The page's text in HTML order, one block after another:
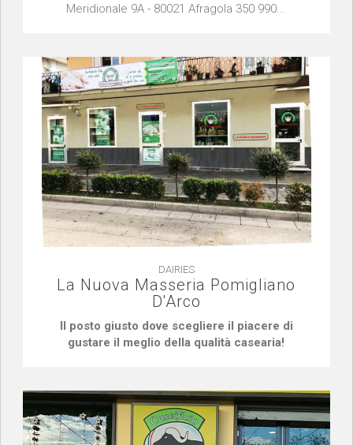
Meridionale 9A - 80021 Afragola 350 990...
DAIRIES
La Nuova Masseria Pomigliano
D'Arco
Il posto giusto dove scegliere il piacere di
gustare il meglio della qualità casearia!